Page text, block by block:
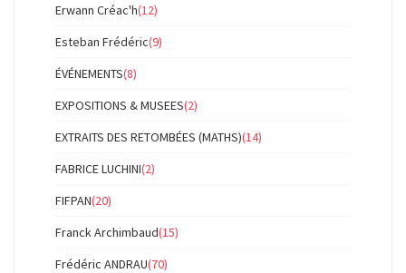
Erwann Créac'h(12)
Esteban Frédéric(9)
ÉVÉNEMENTS(8)
EXPOSITIONS & MUSEES(2)
EXTRAITS DES RETOMBÉES (MATHS)(14)
FABRICE LUCHINI(2)
FIFPAN(20)
Franck Archimbaud(15)
Frédéric ANDRAU(70)